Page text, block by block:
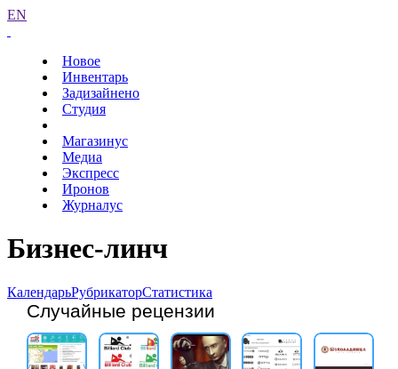
EN
Новое
Инвентарь
Задизайнено
Студия
Магазинус
Медиа
Экспресс
Иронов
Журналус
Бизнес-линч
КалендарьРубрикаторСтатистика
Случайные рецензии